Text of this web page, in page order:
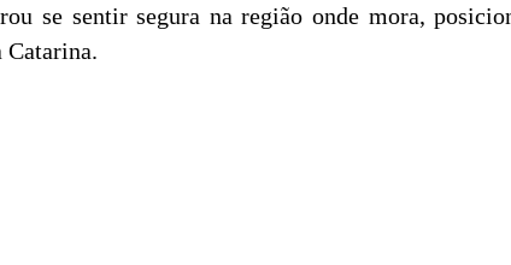
se sentir segura na região onde mora,
Catarina.